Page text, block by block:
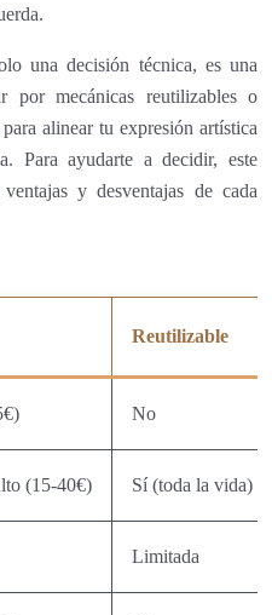
una decisión técnica, es una
por mecánicas reutilizables o
alinear tu expresión artística
Para ayudarte a decidir, este
y desventajas de cada
Reutilizable
No
(15-40€) Sí (toda la vida)
Limitada